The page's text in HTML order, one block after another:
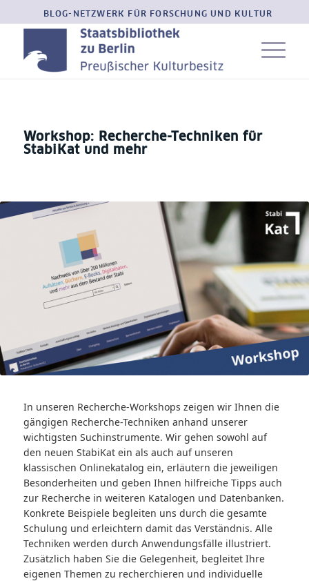
BLOG-NETZWERK FÜR FORSCHUNG UND KULTUR
Workshop: Recherche-Techniken für
StabiKat und mehr
In unseren Recherche-Workshops zeigen wir Ihnen die
gängigen Recherche-Techniken anhand unserer
wichtigsten Suchinstrumente. Wir gehen sowohl auf
den neuen StabiKat ein als auch auf unseren
klassischen Onlinekatalog ein, erläutern die jeweiligen
Besonderheiten und geben Ihnen hilfreiche Tipps auch
zur Recherche in weiteren Katalogen und Datenbanken.
Konkrete Beispiele begleiten uns durch die gesamte
Schulung und erleichtern damit das Verständnis. Alle
Techniken werden durch Anwendungsfälle illustriert.
Zusätzlich haben Sie die Gelegenheit, begleitet Ihre
eigenen Themen zu recherchieren und individuelle